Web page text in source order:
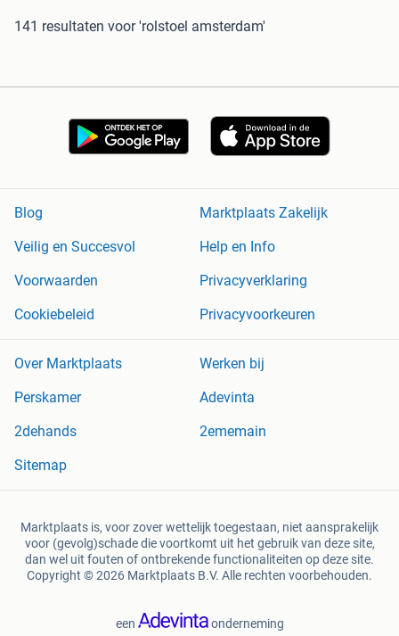
141 resultaten voor 'rolstoel amsterdam'
Blog
Marktplaats Zakelijk
Veilig en Succesvol
Help en Info
Voorwaarden
Privacyverklaring
Cookiebeleid
Privacyvoorkeuren
Over Marktplaats
Werken bij
Perskamer
Adevinta
2dehands
2ememain
Sitemap
Marktplaats is, voor zover wettelijk toegestaan, niet aansprakelijk
voor (gevolg)schade die voortkomt uit het gebruik van deze site,
dan wel uit fouten of ontbrekende functionaliteiten op deze site.
Copyright © 2026 Marktplaats B.V. Alle rechten voorbehouden.
een onderneming